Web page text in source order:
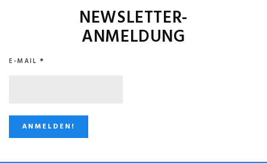
NEWSLETTER-
ANMELDUNG
E-MAIL *